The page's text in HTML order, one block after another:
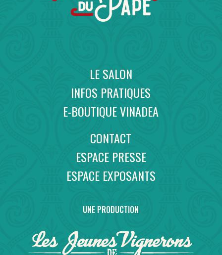
LE SALON
INFOS PRATIQUES
E-BOUTIQUE VINADEA
CONTACT
ESPACE PRESSE
ESPACE EXPOSANTS
UNE PRODUCTION